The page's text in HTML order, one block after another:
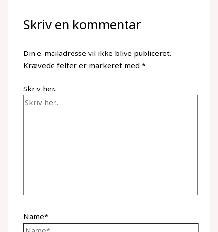
Skriv en kommentar
Din e-mailadresse vil ikke blive publiceret.
Krævede felter er markeret med*
Skriv her..
Name*